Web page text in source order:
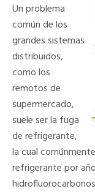
Un problema
común de los
grandes sistemas
distribuidos,
como los
remotos de
supermercado,
suele ser la fuga
de refrigerante,
la cual
refrigerante por